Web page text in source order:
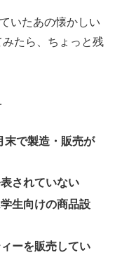
いたあの懐かしい
たら、ちょっと残
末で製造・販売が
されていない
生向けの商品設
ーを販売してい